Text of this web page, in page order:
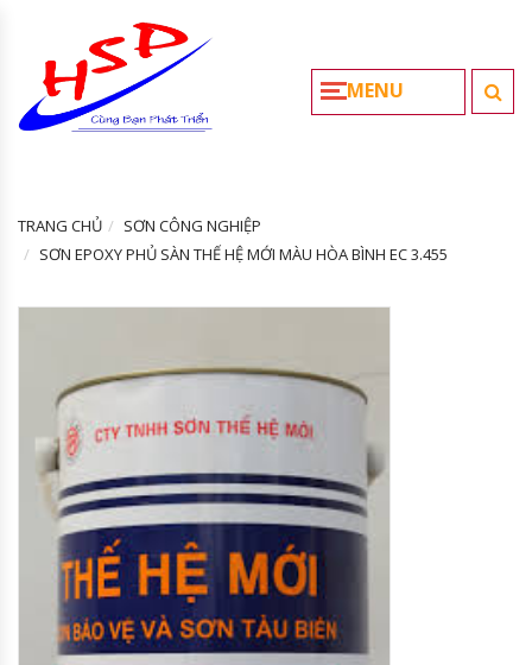
MENU
TRANG CHỦ
SƠN CÔNG NGHIỆP
SƠN EPOXY PHỦ SÀN THẾ HỆ MỚI MÀU HÒA BÌNH EC 3.455